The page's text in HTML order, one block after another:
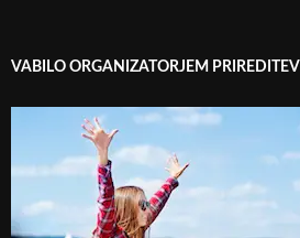
VABILO ORGANIZATORJEM PRIREDITEV